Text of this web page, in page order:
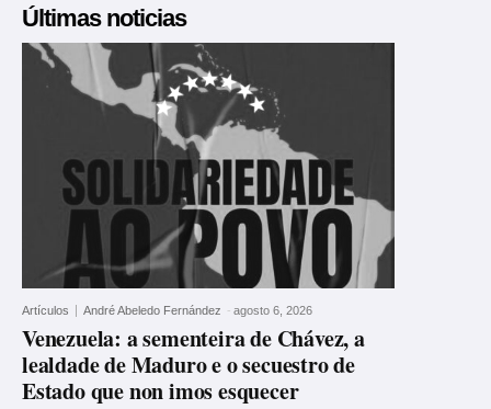
Últimas noticias
Artículos André Abeledo Fernández - agosto 6, 2026
Venezuela: a sementeira de Chávez, a
lealdade de Maduro e o secuestro de
Estado que non imos esquecer